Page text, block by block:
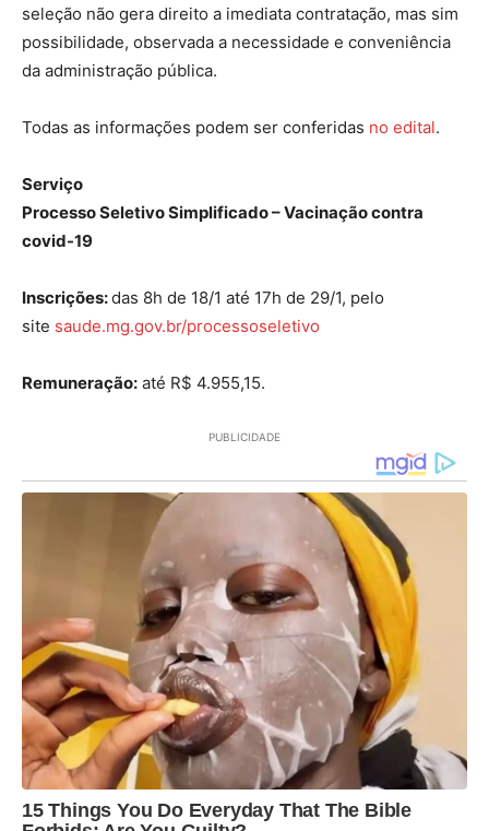
seleção não gera direito a imediata contratação, mas sim
possibilidade, observada a necessidade e conveniência
da administração pública.
Todas as informações podem ser conferidas no edital.
Serviço
Processo Seletivo Simplificado – Vacinação contra
covid-19
Inscrições:das 8h de 18/1 até 17h de 29/1, pelo
site saude.mg.gov.br/processoseletivo
Remuneração: até R$ 4.955,15.
PUBLICIDADE